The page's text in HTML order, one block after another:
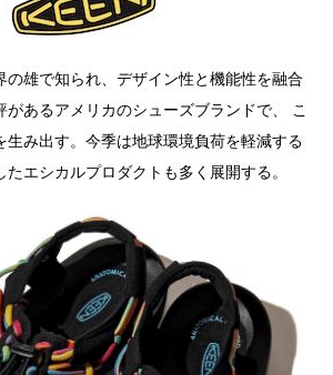
caravan（ゴースローキャラバン）
（チャムス）
（ワイルドシングス）
（バートン）
（アブ ガルシア）
（フォックスファイヤー）
HANSEN（ヘリーハンセン）
（マムート）
（カリマー）
の雄で知られ、デザイン性と機能性を融合
があるアメリカのシューズブランドで、 こ
生み出す。今季は地球環境負荷を軽減する
エシカルプロダクトも多く展開する。